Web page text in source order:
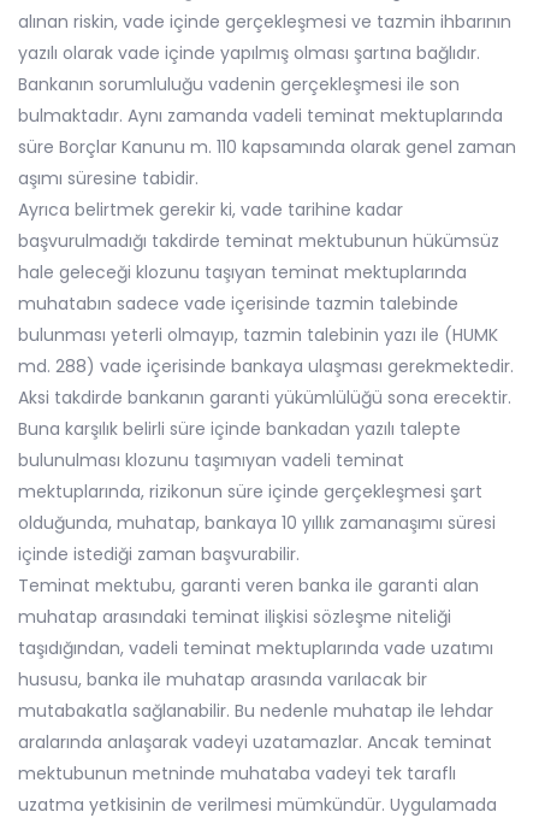
alınan riskin, vade içinde gerçekleşmesi ve tazmin ihbarının
yazılı olarak vade içinde yapılmış olması şartına bağlıdır.
Bankanın sorumluluğu vadenin gerçekleşmesi ile son
bulmaktadır. Aynı zamanda vadeli teminat mektuplarında
süre Borçlar Kanunu m. 110 kapsamında olarak genel zaman
aşımı süresine tabidir.
Ayrıca belirtmek gerekir ki, vade tarihine kadar
başvurulmadığı takdirde teminat mektubunun hükümsüz
hale geleceği klozunu taşıyan teminat mektuplarında
muhatabın sadece vade içerisinde tazmin talebinde
bulunması yeterli olmayıp, tazmin talebinin yazı ile (HUMK
md. 288) vade içerisinde bankaya ulaşması gerekmektedir.
Aksi takdirde bankanın garanti yükümlülüğü sona erecektir.
Buna karşılık belirli süre içinde bankadan yazılı talepte
bulunulması klozunu taşımıyan vadeli teminat
mektuplarında, rizikonun süre içinde gerçekleşmesi şart
olduğunda, muhatap, bankaya 10 yıllık zamanaşımı süresi
içinde istediği zaman başvurabilir.
Teminat mektubu, garanti veren banka ile garanti alan
muhatap arasındaki teminat ilişkisi sözleşme niteliği
taşıdığından, vadeli teminat mektuplarında vade uzatımı
hususu, banka ile muhatap arasında varılacak bir
mutabakatla sağlanabilir. Bu nedenle muhatap ile lehdar
aralarında anlaşarak vadeyi uzatamazlar. Ancak teminat
mektubunun metninde muhataba vadeyi tek taraflı
uzatma yetkisinin de verilmesi mümkündür. Uygulamada